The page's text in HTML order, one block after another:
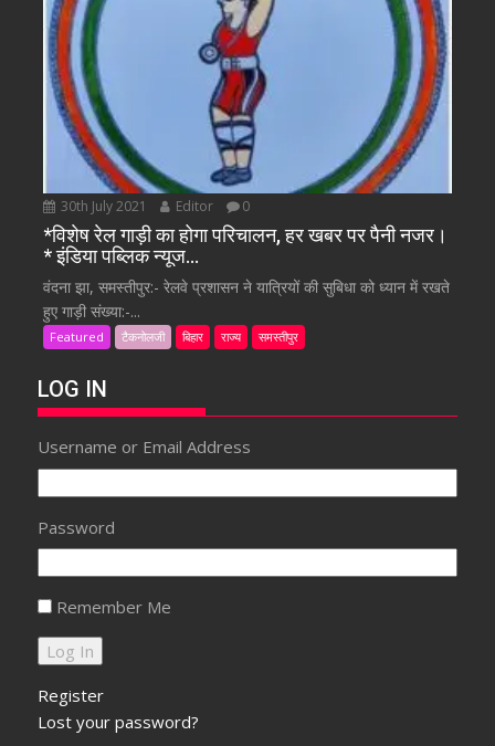
30th July 2021 Editor 0
*विशेष रेल गाड़ी का होगा परिचालन, हर खबर पर पैनी नजर।
* इंडिया पब्लिक न्यूज…
वंदना झा, समस्तीपुर:- रेलवे प्रशासन ने यात्रियों की सुबिधा को ध्यान में रखते
हुए गाड़ी संख्या:-...
Featured टैकनोलजी बिहार राज्य समस्तीपुर
LOG IN
Username or Email Address
Password
Remember Me
Register
Lost your password?